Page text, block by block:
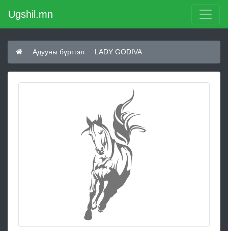
Ugshil.mn
Адууны бүртгэл LADY GODIVA